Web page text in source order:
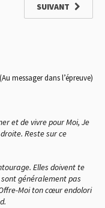
SUIVANT
(Au messager dans l’épreuve)
et de vivre pour Moi, Je
Reste sur ce
Elles doivent te
généralement pas
Moi ton cœur endolori